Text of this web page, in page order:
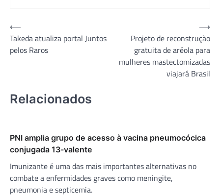
Navegação
de
Post
⟵
Takeda atualiza portal Juntos
pelos Raros
Projeto de reconstrução
gratuita de aréola para
mulheres mastectomizadas
viajará Brasil
⟶
Relacionados
PNI amplia grupo de acesso à vacina pneumocócica
conjugada 13-valente
Imunizante é uma das mais importantes alternativas no
combate a enfermidades graves como meningite,
pneumonia e septicemia.